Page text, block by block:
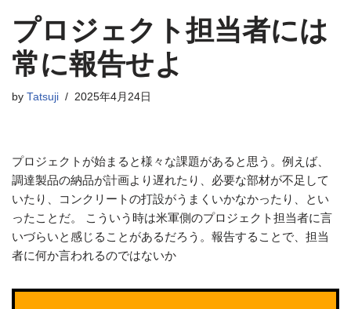
ス
キ
ッ
プ
プロジェクト担当者には
常に報告せよ
by Tatsuji 2025年4月24日
プロジェクトが始まると様々な課題があると思う。例えば、
調達製品の納品が計画より遅れたり、必要な部材が不足して
いたり、コンクリートの打設がうまくいかなかったり、とい
ったことだ。 こういう時は米軍側のプロジェクト担当者に言
いづらいと感じることがあるだろう。報告することで、担当
者に何か言われるのではないか